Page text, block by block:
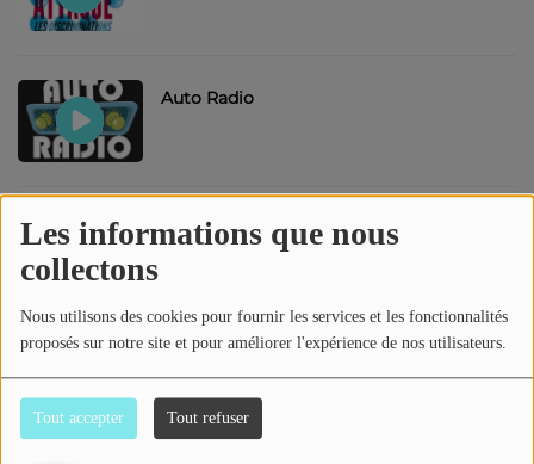
Les informations que nous
collectons
Nous utilisons des cookies pour fournir les services et les fonctionnalités
proposés sur notre site et pour améliorer l'expérience de nos utilisateurs.
Tout accepter Tout refuser
Auto Radio
Interviews
Femmes 2023